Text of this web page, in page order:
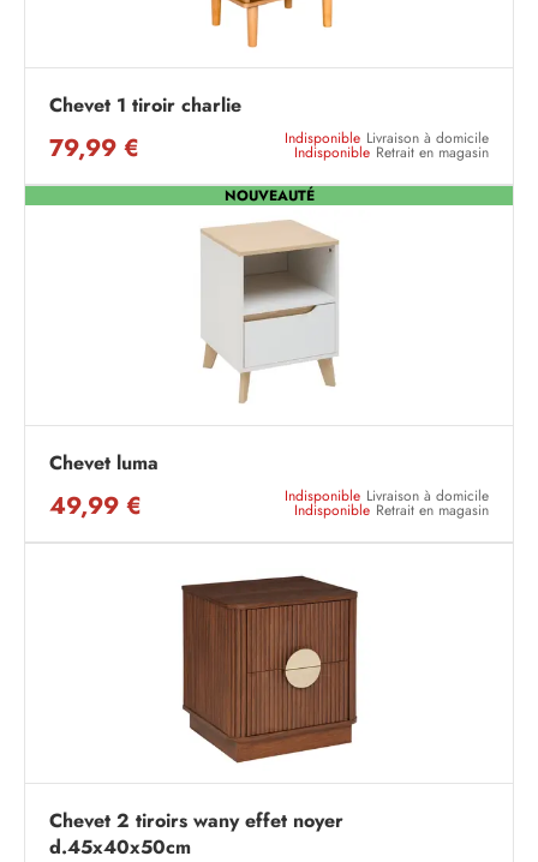
Chevet 1 tiroir charlie
79,99 € Indisponible Livraison à domicile
Indisponible Retrait en magasin
NOUVEAUTÉ
Chevet luma
49,99 € Indisponible Livraison à domicile
Indisponible Retrait en magasin
Chevet 2 tiroirs wany effet noyer
d.45x40x50cm